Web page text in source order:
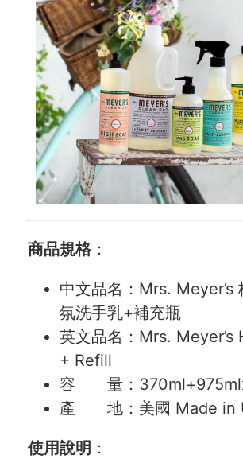
商品規格 ：
中文品名：Mrs. Meyer’s
氛洗手乳+補充瓶
英文品名：Mrs. Meyer’s
+ Refill
容 量：
產 地：美國 Made in
使用說明 ：